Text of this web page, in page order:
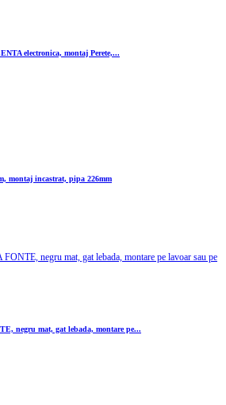
electronica, montaj Perete,...
montaj incastrat, pipa 226mm
negru mat, gat lebada, montare pe...